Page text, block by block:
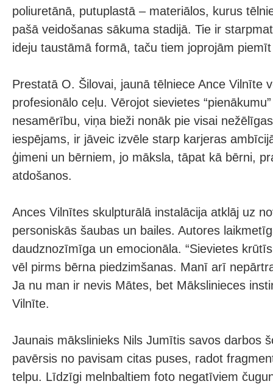
poliuretānā, putuplastā – materiālos, kurus
pašā veidošanas sākuma stadijā. Tie ir
ideju taustāmā formā, taču tiem joprojām
Prestatā O. Šilovai, jaunā tēlniece Ance Vilnīte
profesionālo ceļu. Vērojot sievietes
nesamērību, viņa bieži nonāk pie visai
iespējams, ir jāveic izvēle starp karjeras
ģimeni un bērniem, jo māksla, tāpat kā bērni,
atdošanos.
Ances Vilnītes skulpturālā instalācija atklāj uz
personiskās šaubas un bailes. Autores
daudznozīmīga un emocionāla. “Sievietes
vēl pirms bērna piedzimšanas. Manī arī
Ja nu man ir nevis Mātes, bet Mākslinieces
Vilnīte.
Jaunais mākslinieks Nils Jumītis savos darbos
pavērsis no pavisam citas puses, radot
telpu. Līdzīgi melnbaltiem foto negatīviem